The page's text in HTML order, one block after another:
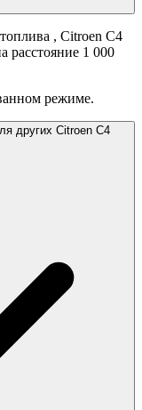
, Citroen C4
расстояние 1 000
режиме.
других Citroen C4